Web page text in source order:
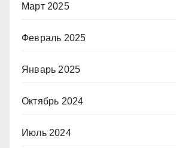
Март 2025
Февраль 2025
Январь 2025
Октябрь 2024
Июль 2024